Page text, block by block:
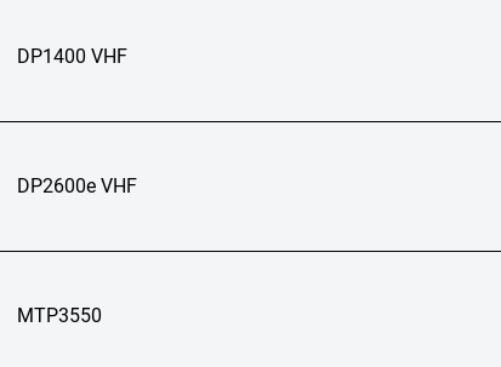
DP1400 VHF
DP2600e VHF
MTP3550